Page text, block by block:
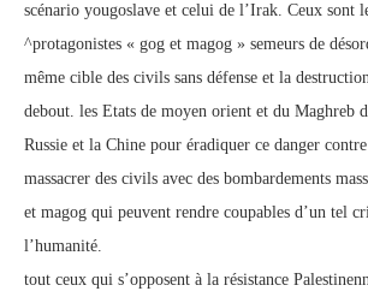
scénario yougoslave et celui de l’Irak. Ceux sont
^protagonistes « gog et magog » semeurs de
même cible des civils sans défense et la
debout. les Etats de moyen orient et du Maghreb
Russie et la Chine pour éradiquer ce danger
massacrer des civils avec des bombardements
et magog qui peuvent rendre coupables d’un tel
l’humanité.
tout ceux qui s’opposent à la résistance